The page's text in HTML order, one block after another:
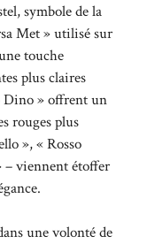
symbole de la
Met » utilisé sur
touche
plus claires
Dino » offrent un
rouges plus
», « Rosso
– viennent étoffer
une volonté de